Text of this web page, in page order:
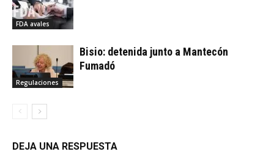
FDA avales
Regulaciones
Bisio: detenida junto a Mantecón
Fumadó
DEJA UNA RESPUESTA